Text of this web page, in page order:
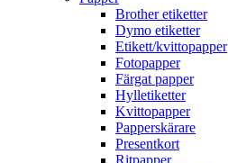
Brother etiketter
Dymo etiketter
Etikett/kvittopapper
Fotopapper
Färgat papper
Hylletiketter
Kvittopapper
Papperskärare
Presentkort
Ritpapper